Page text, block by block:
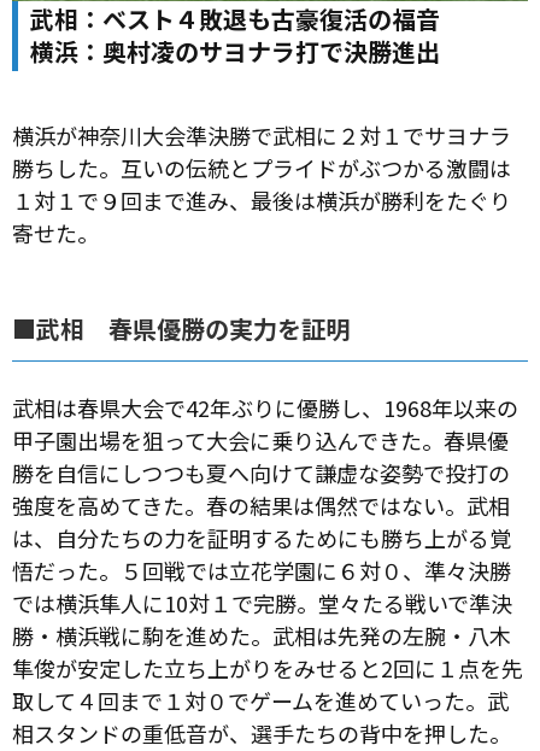
武相：ベスト４敗退も古豪復活の福音
横浜：奥村凌のサヨナラ打で決勝進出
横浜が神奈川大会準決勝で武相に２対１でサヨナラ
勝ちした。互いの伝統とプライドがぶつかる激闘は
１対１で９回まで進み、最後は横浜が勝利をたぐり
寄せた。
■武相 春県優勝の実力を証明
武相は春県大会で42年ぶりに優勝し、1968年以来の
甲子園出場を狙って大会に乗り込んできた。春県優
勝を自信にしつつも夏へ向けて謙虚な姿勢で投打の
強度を高めてきた。春の結果は偶然ではない。武相
は、自分たちの力を証明するためにも勝ち上がる覚
悟だった。５回戦では立花学園に６対０、準々決勝
では横浜隼人に10対１で完勝。堂々たる戦いで準決
勝・横浜戦に駒を進めた。武相は先発の左腕・八木
隼俊が安定した立ち上がりをみせると2回に１点を先
取して４回まで１対０でゲームを進めていった。武
相スタンドの重低音が、選手たちの背中を押した。